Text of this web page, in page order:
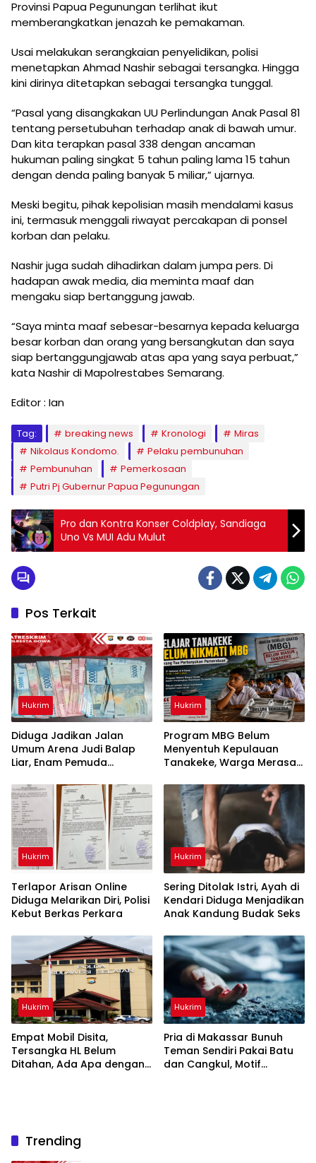
Provinsi Papua Pegunungan terlihat ikut
memberangkatkan jenazah ke pemakaman.
Usai melakukan serangkaian penyelidikan, polisi
menetapkan Ahmad Nashir sebagai tersangka. Hingga
kini dirinya ditetapkan sebagai tersangka tunggal.
“Pasal yang disangkakan UU Perlindungan Anak Pasal 81
tentang persetubuhan terhadap anak di bawah umur.
Dan kita terapkan pasal 338 dengan ancaman
hukuman paling singkat 5 tahun paling lama 15 tahun
dengan denda paling banyak 5 miliar,” ujarnya.
Meski begitu, pihak kepolisian masih mendalami kasus
ini, termasuk menggali riwayat percakapan di ponsel
korban dan pelaku.
Nashir juga sudah dihadirkan dalam jumpa pers. Di
hadapan awak media, dia meminta maaf dan
mengaku siap bertanggung jawab.
“Saya minta maaf sebesar-besarnya kepada keluarga
besar korban dan orang yang bersangkutan dan saya
siap bertanggungjawab atas apa yang saya perbuat,”
kata Nashir di Mapolrestabes Semarang.
Editor : Ian
Tag: breaking news Kronologi
Miras
Nikolaus Kondomo.
Pelaku pembunuhan
Pembunuhan
Pemerkosaan
Putri Pj Gubernur Papua Pegunungan
Pro dan Kontra Konser Coldplay, Sandiaga
Uno Vs MUI Adu Mulut
Pos Terkait
Hukrim
Diduga Jadikan Jalan
Umum Arena Judi Balap
Liar, Enam Pemuda
Gowa
Hukrim
Program MBG Belum
Menyentuh Kepulauan
Tanakeke, Warga Merasa
Hukrim
Terlapor Arisan Online
Diduga Melarikan Diri, Polisi
Kebut Berkas Perkara
Hukrim
Sering Ditolak Istri, Ayah di
Kendari Diduga Menjadikan
Anak Kandung Budak Seks
Hukrim
Empat Mobil Disita,
Tersangka HL Belum
Ditahan, Ada Apa dengan
Hukrim
Pria di Makassar Bunuh
Teman Sendiri Pakai Batu
dan Cangkul, Motif
Trending